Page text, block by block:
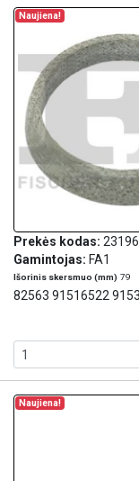
Naujiena!
Prekės kodas:
Gamintojas: FA1
Išorinis skersmuo (mm) 79
Naujiena!